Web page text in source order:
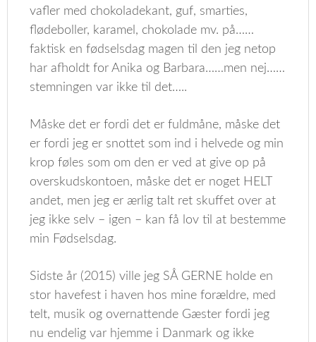
vafler med chokoladekant, guf, smarties,
flødeboller, karamel, chokolade mv. på……
faktisk en fødselsdag magen til den jeg netop
har afholdt for Anika og Barbara……men nej……
stemningen var ikke til det…..
Måske det er fordi det er fuldmåne, måske det
er fordi jeg er snottet som ind i helvede og min
krop føles som om den er ved at give op på
overskudskontoen, måske det er noget HELT
andet, men jeg er ærlig talt ret skuffet over at
jeg ikke selv – igen – kan få lov til at bestemme
min Fødselsdag.
Sidste år (2015) ville jeg SÅ GERNE holde en
stor havefest i haven hos mine forældre, med
telt, musik og overnattende Gæster fordi jeg
nu endelig var hjemme i Danmark og ikke